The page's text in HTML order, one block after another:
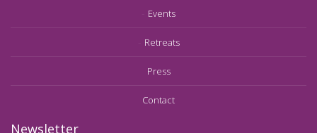
Events
Retreats
Press
Contact
Newsletter